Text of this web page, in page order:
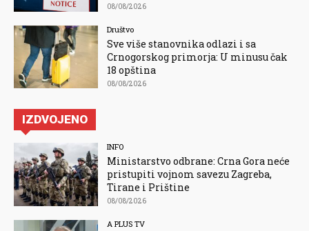
08/08/2026
Društvo
Sve više stanovnika odlazi i sa
Crnogorskog primorja: U minusu čak
18 opština
08/08/2026
IZDVOJENO
INFO
Ministarstvo odbrane: Crna Gora neće
pristupiti vojnom savezu Zagreba,
Tirane i Prištine
08/08/2026
A PLUS TV